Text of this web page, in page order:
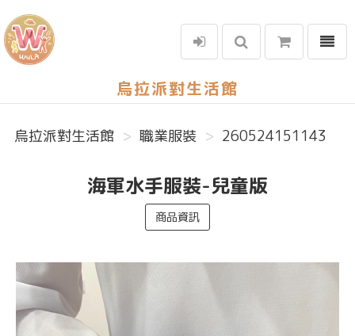
烏拉派對生活館
選單
烏拉派對生活館 職業服裝 260524151143
海軍水手服裝-兒童版
商品資訊